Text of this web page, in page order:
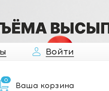
Войти
0
Ваша корзина